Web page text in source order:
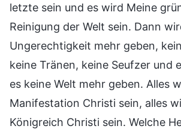
letzte sein und es wird Meine
Reinigung der Welt sein. Dann
Ungerechtigkeit mehr geben,
keine Tränen, keine Seufzer und
es keine Welt mehr geben. Alles
Manifestation Christi sein, alles
Königreich Christi sein. Welche